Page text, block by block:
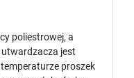
poliestrowej, a
jest
proszek